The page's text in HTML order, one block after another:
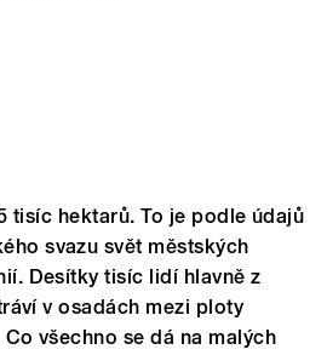
tisíc hektarů. To je podle údajů
svazu svět městských
Desítky tisíc lidí hlavně z
v osadách mezi ploty
všechno se dá na malých